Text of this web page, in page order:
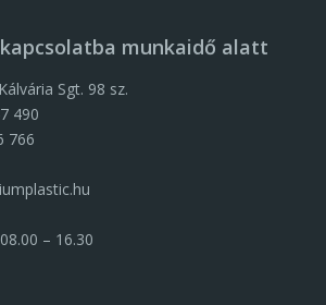
munkaidő alatt
Sgt. 98 sz.
490
766
– 16.30